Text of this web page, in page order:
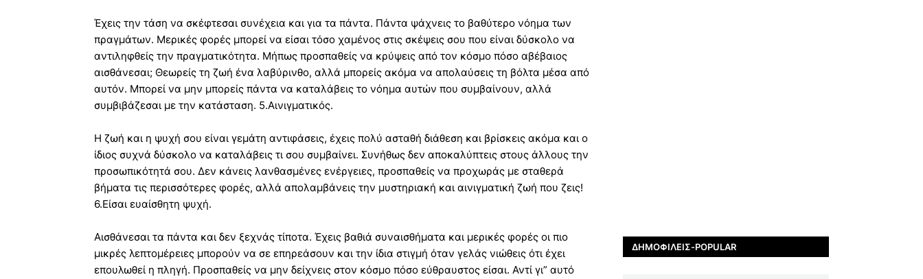
Έχεις την τάση να σκέφτεσαι συνέχεια και για τα πάντα. Πάντα ψάχνεις το βαθύτερο νόημα των
πραγμάτων. Μερικές φορές μπορεί να είσαι τόσο χαμένος στις σκέψεις σου που είναι δύσκολο να
αντιληφθείς την πραγματικότητα. Μήπως προσπαθείς να κρύψεις από τον κόσμο πόσο αβέβαιος
αισθάνεσαι; Θεωρείς τη ζωή ένα λαβύρινθο, αλλά μπορείς ακόμα να απολαύσεις τη βόλτα μέσα από
αυτόν. Μπορεί να μην μπορείς πάντα να καταλάβεις το νόημα αυτών που συμβαίνουν, αλλά
συμβιβάζεσαι με την κατάσταση. 5.Αινιγματικός.
Η ζωή και η ψυχή σου είναι γεμάτη αντιφάσεις, έχεις πολύ ασταθή διάθεση και βρίσκεις ακόμα και ο
ίδιος συχνά δύσκολο να καταλάβεις τι σου συμβαίνει. Συνήθως δεν αποκαλύπτεις στους άλλους την
προσωπικότητά σου. Δεν κάνεις λανθασμένες ενέργειες, προσπαθείς να προχωράς με σταθερά
βήματα τις περισσότερες φορές, αλλά απολαμβάνεις την μυστηριακή και αινιγματική ζωή που ζεις!
6.Είσαι ευαίσθητη ψυχή.
Αισθάνεσαι τα πάντα και δεν ξεχνάς τίποτα. Έχεις βαθιά συναισθήματα και μερικές φορές οι πιο
μικρές λεπτομέρειες μπορούν να σε επηρεάσουν και την ίδια στιγμή όταν γελάς νιώθεις ότι έχει
επουλωθεί η πληγή. Προσπαθείς να μην δείχνεις στον κόσμο πόσο εύθραυστος είσαι. Αντί γι” αυτό
ΔΗΜΟΦΙΛΕΊΣ-POPULAR